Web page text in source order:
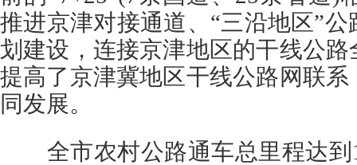
推进京津对接通道、“三沿地区”
划建设，连接京津地区的干线公
提高了京津冀地区干线公路网联
同发展。
全市农村公路通车总里程达到